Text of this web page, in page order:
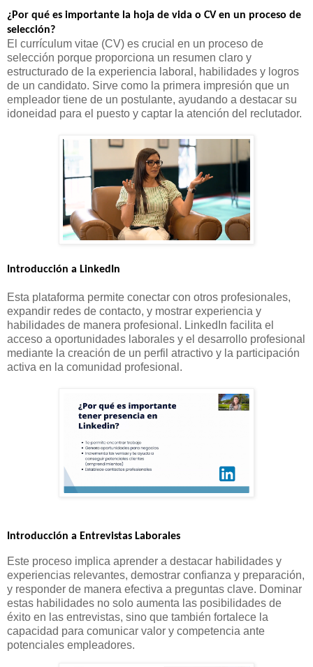
¿Por qué es importante la hoja de vida o CV en un proceso de
selección?
El currículum vitae (CV) es crucial en un proceso de
selección porque proporciona un resumen claro y
estructurado de la experiencia laboral, habilidades y logros
de un candidato. Sirve como la primera impresión que un
empleador tiene de un postulante, ayudando a destacar su
idoneidad para el puesto y captar la atención del reclutador.
Introducción a LinkedIn
Esta plataforma permite conectar con otros profesionales,
expandir redes de contacto, y mostrar experiencia y
habilidades de manera profesional. LinkedIn facilita el
acceso a oportunidades laborales y el desarrollo profesional
mediante la creación de un perfil atractivo y la participación
activa en la comunidad profesional.
Introducción a Entrevistas Laborales
Este proceso implica aprender a destacar habilidades y
experiencias relevantes, demostrar confianza y preparación,
y responder de manera efectiva a preguntas clave. Dominar
estas habilidades no solo aumenta las posibilidades de
éxito en las entrevistas, sino que también fortalece la
capacidad para comunicar valor y competencia ante
potenciales empleadores.